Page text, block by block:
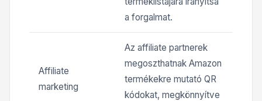
a forgalmat.
Affiliate
marketing
Az affiliate partnerek
megoszthatnak Amazon
termékekre mutató QR
kódokat, megkönnyítve